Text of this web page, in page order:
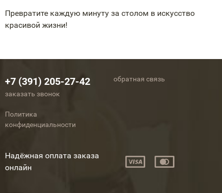
Превратите каждую минуту за столом в искусство
красивой жизни!
+7 (391) 205-27-42
заказать звонок
обратная связь
Политика
конфиденциальности
Надёжная оплата заказа
онлайн